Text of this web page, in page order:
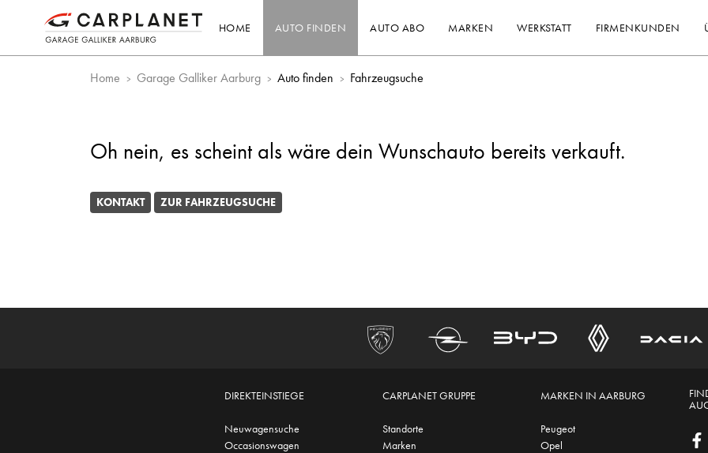
HOME AUTO FINDEN AUTO ABO MARKEN WERKSTATT FIRMENKUNDEN
Home Garage Galliker Aarburg Auto finden Fahrzeugsuche
Oh nein, es scheint als wäre dein Wunschauto bereits verkauft.
KONTAKT ZUR FAHRZEUGSUCHE
DIREKTEINSTIEGE
Neuwagensuche
Occasionswagen
CARPLANET GRUPPE
Standorte
Marken
MARKEN IN AARBURG
Peugeot
Opel